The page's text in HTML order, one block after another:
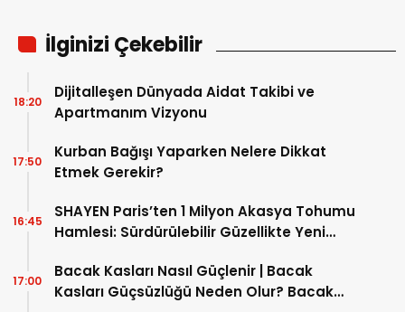
İlginizi Çekebilir
Dijitalleşen Dünyada Aidat Takibi ve
Apartmanım Vizyonu
Kurban Bağışı Yaparken Nelere Dikkat
Etmek Gerekir?
SHAYEN Paris’ten 1 Milyon Akasya Tohumu
Hamlesi: Sürdürülebilir Güzellikte Yeni
Dönem
Bacak Kasları Nasıl Güçlenir | Bacak
Kasları Güçsüzlüğü Neden Olur? Bacak